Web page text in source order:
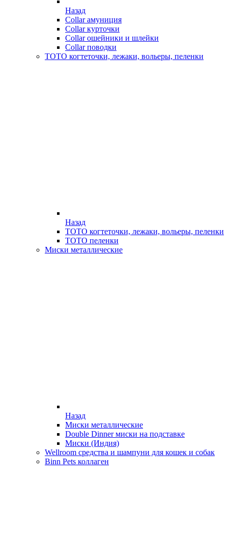
Назад
Collar амуниция
Collar курточки
Collar ошейники и шлейки
Collar поводки
ТОТО когтеточки, лежаки, вольеры, пеленки
Назад
ТОТО когтеточки, лежаки, вольеры, пеленки
ТОТО пеленки
Миски металлические
Назад
Миски металлические
Double Dinner миски на подставке
Миски (Индия)
Wellroom средства и шампуни для кошек и собак
Binn Pets коллаген